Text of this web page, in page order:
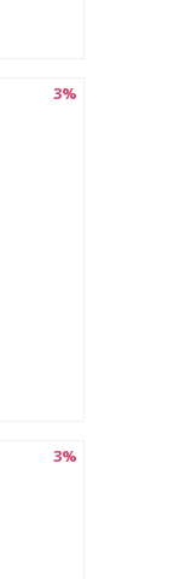
3%
3%